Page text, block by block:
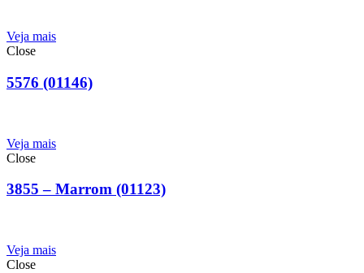
Veja mais
Close
5576 (01146)
Veja mais
Close
3855 – Marrom (01123)
Veja mais
Close